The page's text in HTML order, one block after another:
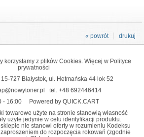
drukuj
« powrót
korzystamy z plików Cookies. Więcej w Polityce
prywatności
727 Białystok, ul. Hetmańska 44 lok 52
tel. +48 692446414
- 16:00
Powered by QUICK.CART
towarowe użyte na stronie stanowią własność
użyte jedynie w celu identyfikacji produktu.
nie stanowi oferty w rozumieniu Kodeksu
do rozpoczęcia rokowań (zgodnie